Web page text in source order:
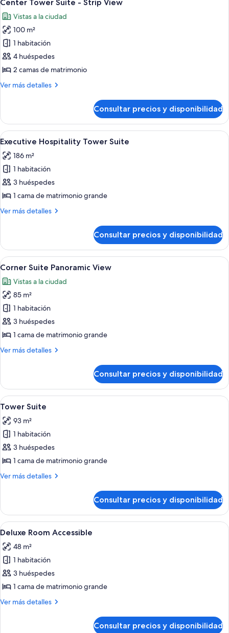
todas
las
fotos
de
Center
Tower
-
Center Tower Suite - Strip View
Vistas a la ciudad
100 m²
1 habitación
4 huéspedes
2 camas de matrimonio
Ver más detalles
Más
Tower
Suite
-
View
Consultar precios y disponibilidad
Abrir
todas
las
fotos
de
Executive
Hospitality
6
Executive Hospitality Tower Suite
186 m²
1 habitación
3 huéspedes
1 cama de matrimonio grande
Ver más detalles
Más
Hospitality
Tower
Suite
Consultar precios y disponibilidad
Abrir
todas
las
fotos
de
Corner
Suite
View
Habitación de hotel con una cama
8
Corner Suite Panoramic View
Vistas a la ciudad
85 m²
1 habitación
3 huéspedes
1 cama de matrimonio grande
Ver más detalles
Más
Suite
Panoramic
View
Consultar precios y disponibilidad
Abrir
todas
las
fotos
de
Tower
Suite
5
Tower Suite
93 m²
1 habitación
3 huéspedes
1 cama de matrimonio grande
Ver más detalles
Más
Suite
Consultar precios y disponibilidad
Abrir
todas
las
fotos
de
Deluxe
Room
Una habitación de hotel con una
4
Deluxe Room Accessible
48 m²
1 habitación
3 huéspedes
1 cama de matrimonio grande
Ver más detalles
Más
Consultar precios y disponibilidad